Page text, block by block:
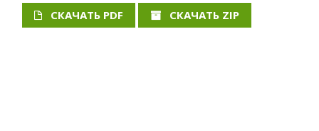
СКАЧАТЬ PDF СКАЧАТЬ ZIP